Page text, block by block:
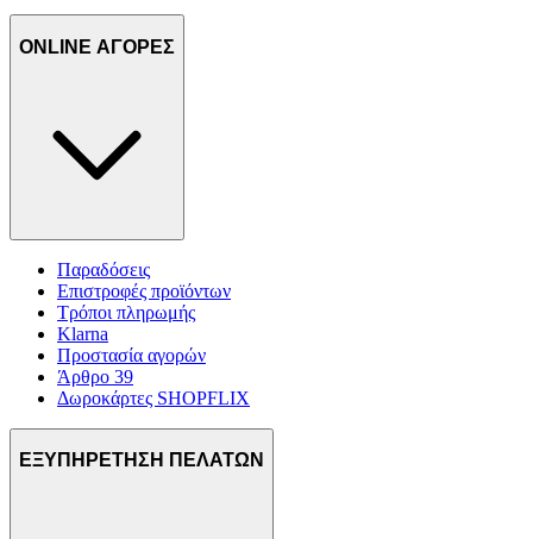
ONLINE ΑΓΟΡΕΣ
Παραδόσεις
Επιστροφές προϊόντων
Τρόποι πληρωμής
Klarna
Προστασία αγορών
Άρθρο 39
Δωροκάρτες SHOPFLIX
ΕΞΥΠΗΡΕΤΗΣΗ ΠΕΛΑΤΩΝ